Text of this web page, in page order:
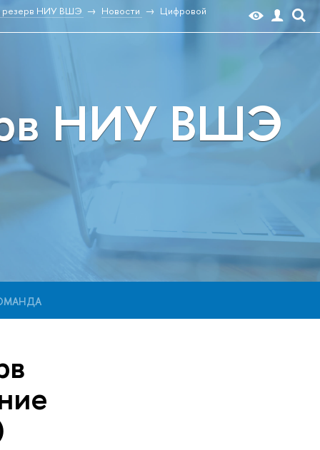
резерв НИУ ВШЭ Новости
Цифровой
НИУ ВШЭ